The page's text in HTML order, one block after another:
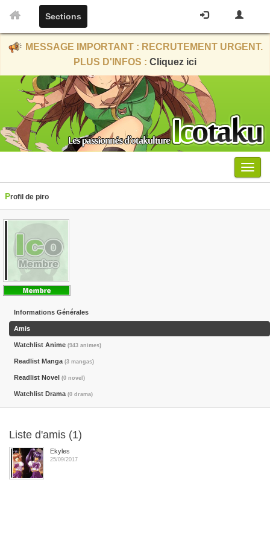
Sections
MESSAGE IMPORTANT : RECRUTEMENT URGENT.
PLUS D'INFOS : Cliquez ici
Menu
Profil de piro
Informations Générales
Amis
Watchlist Anime (943 animes)
Readlist Manga (3 mangas)
Readlist Novel (0 novel)
Watchlist Drama (0 drama)
Liste d'amis (1)
Ekyles
25/09/2017